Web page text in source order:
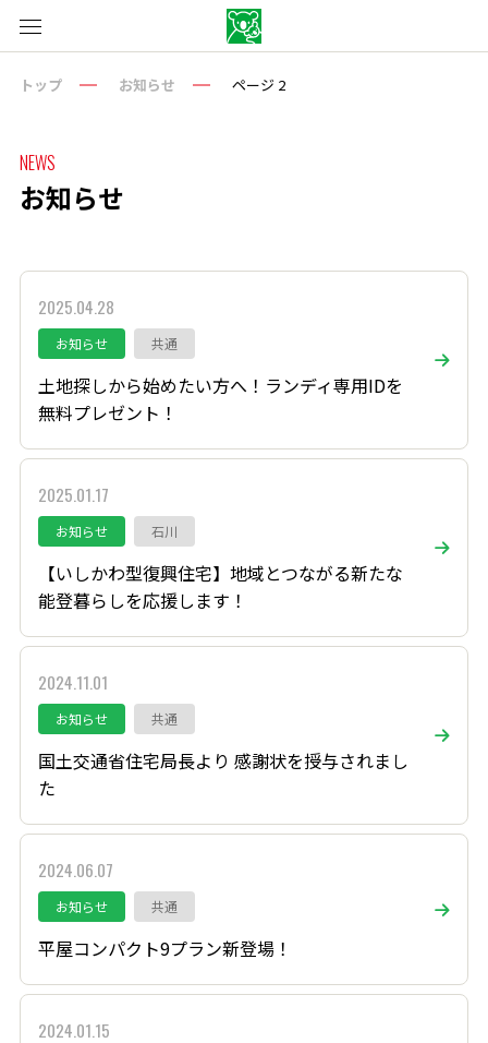
トップ お知らせ ページ 2
NEWS
お知らせ
2025.04.28
お知らせ 共通
土地探しから始めたい方へ！ランディ専用IDを
無料プレゼント！
2025.01.17
お知らせ 石川
【いしかわ型復興住宅】地域とつながる新たな
能登暮らしを応援します！
2024.11.01
お知らせ 共通
国土交通省住宅局長より 感謝状を授与されまし
た
2024.06.07
お知らせ 共通
平屋コンパクト9プラン新登場！
2024.01.15